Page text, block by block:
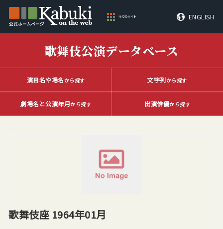
全てのサイト ENGLISH
歌舞伎公演データベース
演目名や場名から探す 文字列から探す
劇場名と公演年月から探す 出演俳優から探す
歌舞伎座 1964年01月